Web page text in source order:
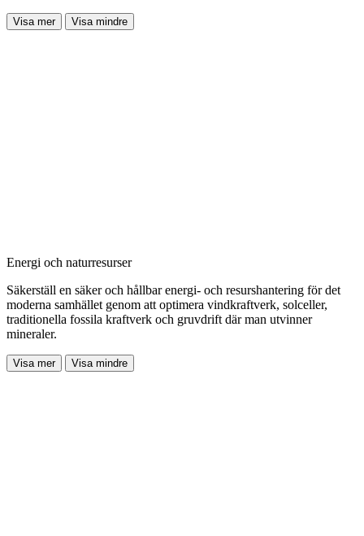
Visa mer Visa mindre
Energi och naturresurser
Säkerställ en säker och hållbar energi- och resurshantering för det
moderna samhället genom att optimera vindkraftverk, solceller,
traditionella fossila kraftverk och gruvdrift där man utvinner
mineraler.
Visa mer Visa mindre